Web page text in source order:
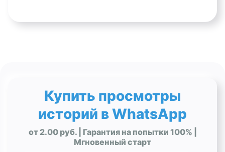
Купить просмотры
историй в WhatsApp
от 2.00 руб. | Гарантия на попытки 100% |
Мгновенный старт